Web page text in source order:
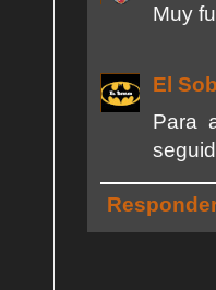
Muy
El
Para